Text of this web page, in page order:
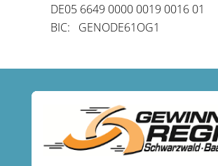
DE05 6649 0000 0019 0016 01
BIC: GENODE61OG1